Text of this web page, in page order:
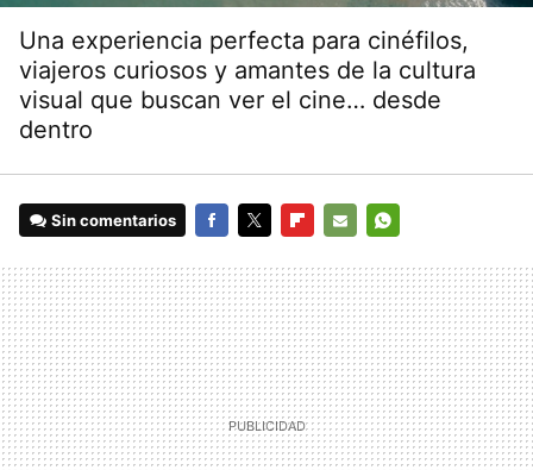
Una experiencia perfecta para cinéfilos,
viajeros curiosos y amantes de la cultura
visual que buscan ver el cine… desde
dentro
Sin comentarios
MAIL